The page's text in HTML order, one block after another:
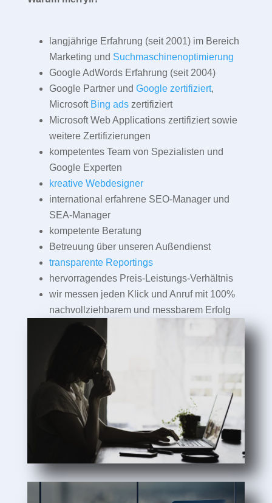
langjährige Erfahrung (seit 2001) im Bereich
Marketing und Suchmaschinenoptimierung
Google AdWords Erfahrung (seit 2004)
Google Partner und Google zertifiziert,
Microsoft Bing adszertifiziert
Microsoft Web Applications zertifiziert sowie
weitere Zertifizierungen
kompetentes Team von Spezialisten und
Google Experten
kreative Webdesigner
international erfahrene SEO-Manager und
SEA-Manager
kompetente Beratung
Betreuung über unseren Außendienst
transparente Reportings
hervorragendes Preis-Leistungs-Verhältnis
wir messen jeden Klick und Anruf mit 100%
nachvollziehbarem und messbarem Erfolg